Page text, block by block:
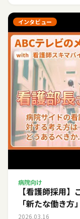
インタビュー
病院向け
【看護師採用
「新たな働き方
2026.03.16